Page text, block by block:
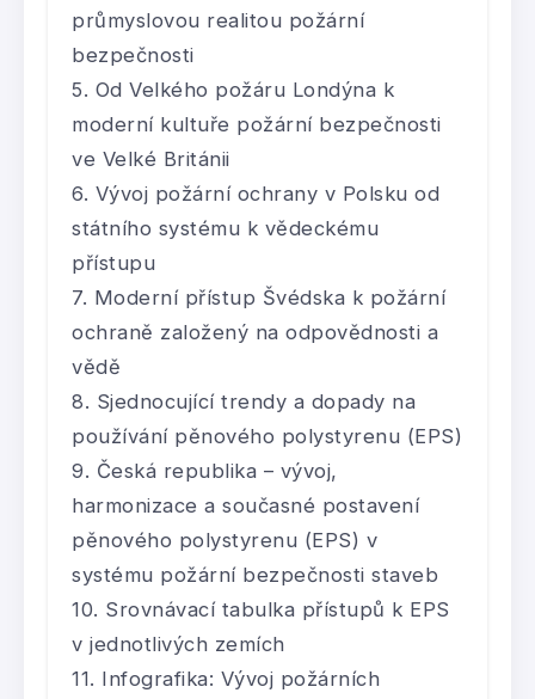
průmyslovou realitou požární
bezpečnosti
Od Velkého požáru Londýna k
moderní kultuře požární bezpečnosti
ve Velké Británii
Vývoj požární ochrany v Polsku od
státního systému k vědeckému
přístupu
Moderní přístup Švédska k požární
ochraně založený na odpovědnosti a
vědě
Sjednocující trendy a dopady na
používání pěnového polystyrenu (EPS)
Česká republika – vývoj,
harmonizace a současné postavení
pěnového polystyrenu (EPS) v
systému požární bezpečnosti staveb
Srovnávací tabulka přístupů k EPS
v jednotlivých zemích
Infografika: Vývoj požárních